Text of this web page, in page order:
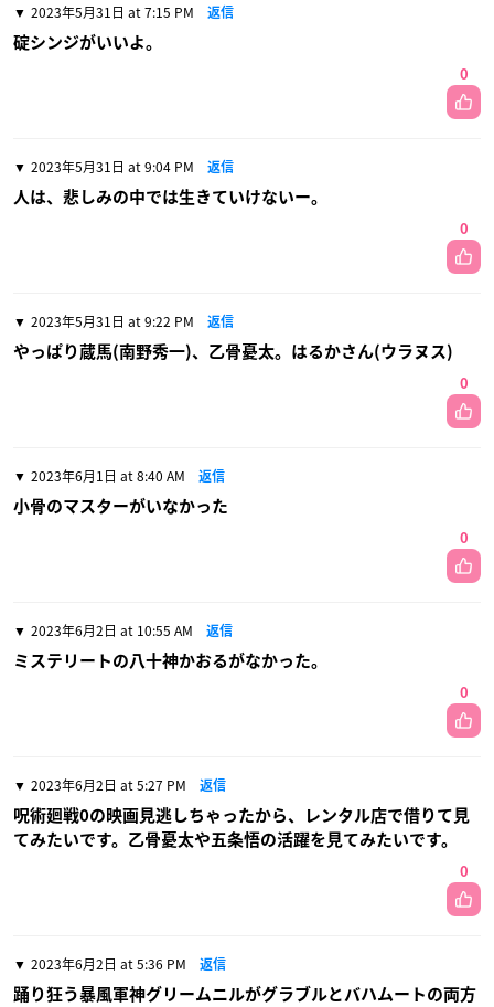
2023年5月31日 at 7:15 PM 返信
碇シンジがいいよ。
0
2023年5月31日 at 9:04 PM 返信
人は、悲しみの中では生きていけないー。
0
2023年5月31日 at 9:22 PM 返信
やっぱり蔵馬(南野秀一)、乙骨憂太。はるかさん(ウラヌス)
0
2023年6月1日 at 8:40 AM 返信
小骨のマスターがいなかった
0
2023年6月2日 at 10:55 AM 返信
ミステリートの八十神かおるがなかった。
0
2023年6月2日 at 5:27 PM 返信
呪術廻戦0の映画見逃しちゃったから、レンタル店で借りて見
てみたいです。乙骨憂太や五条悟の活躍を見てみたいです。
0
2023年6月2日 at 5:36 PM 返信
踊り狂う暴風軍神グリームニルがグラブルとバハムートの両方